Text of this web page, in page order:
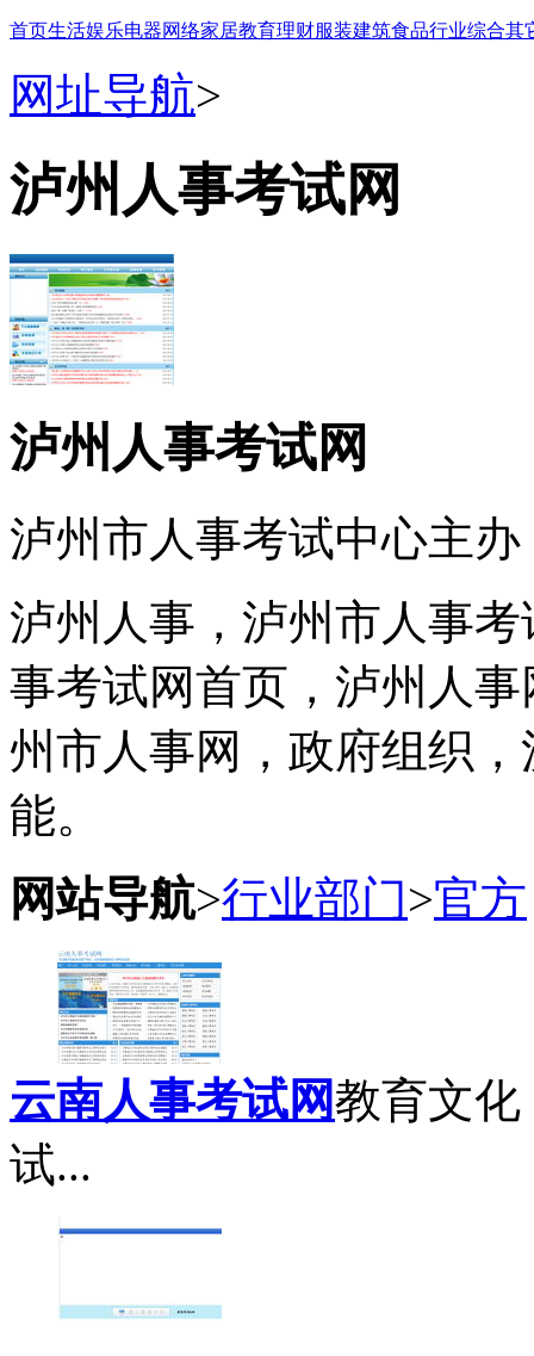
首页生活娱乐电器网络家居教育理财服装建筑食品行业综合其
网址导航>
泸州人事考试网
泸州人事考试网
泸州市人事考试中心主办
泸州人事，泸州市人事
事考试网首页，泸州人
州市人事网，政府组织
能。
网站导航>行业部门>官方
云南人事考试网教育文
试...